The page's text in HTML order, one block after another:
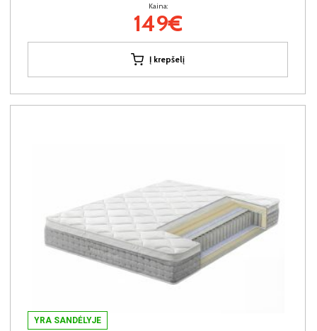
Kaina:
149€
Į krepšelį
YRA SANDĖLYJE